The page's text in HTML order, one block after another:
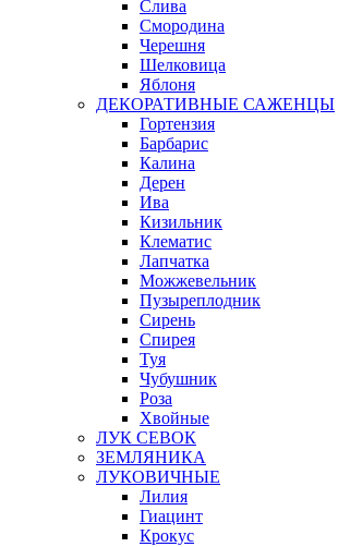
Слива
Смородина
Черешня
Шелковица
Яблоня
ДЕКОРАТИВНЫЕ САЖЕНЦЫ
Гортензия
Барбарис
Калина
Дерен
Ива
Кизильник
Клематис
Лапчатка
Можжевельник
Пузыреплодник
Сирень
Спирея
Туя
Чубушник
Роза
Хвойные
ЛУК СЕВОК
ЗЕМЛЯНИКА
ЛУКОВИЧНЫЕ
Лилия
Гиацинт
Крокус